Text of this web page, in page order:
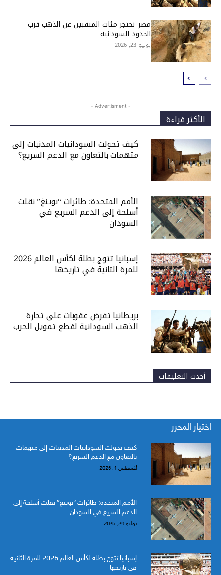
مصر تحتجز مئات المنقبين عن الذهب قرب
الحدود السودانية
يونيو 23, 2026
- Advertisment -
الأكثر قراءة
كيف تحولت السودانيات المدنيات إلى
متهمات بالتعاون مع الدعم السريع؟
الأمم المتحدة: طائرات “بوينغ” نقلت
أسلحة إلى الدعم السريع في
السودان
إسبانيا تتوج بطلة لكأس العالم 2026
للمرة الثانية في تاريخها
بريطانيا تفرض عقوبات على تجارة
الذهب السودانية لقطع تمويل الحرب
أحدث التعليقات
اختيار المحرر
كيف تحولت السودانيات المدنيات إلى متهمات
بالتعاون مع الدعم السريع؟
أغسطس 1, 2026
الأمم المتحدة: طائرات “بوينغ” نقلت أسلحة إلى
الدعم السريع في السودان
يوليو 29, 2026
إسبانيا تتوج بطلة لكأس العالم 2026 للمرة الثانية
في تاريخها